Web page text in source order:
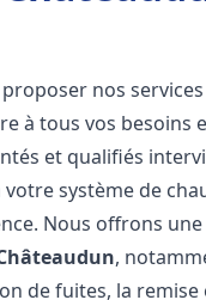
nos
à tous vos besoins
et qualifiés
système de
Nous offrons
,
de fuites, la